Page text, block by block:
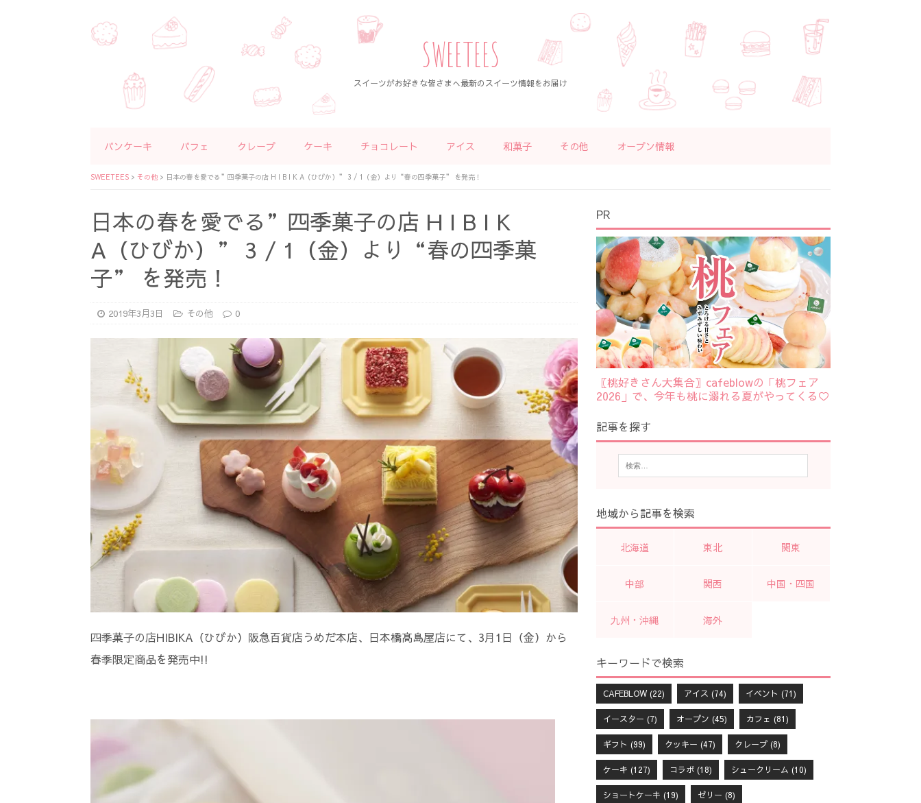
SWEETEES
スイーツがお好きな皆さまへ最新のスイーツ情報をお届け
パンケーキ パフェ クレープ ケーキ チョコレート アイス 和菓子 その他 オープン情報
SWEETEES > その他> 日本の春を愛でる”四季菓子の店 H I B I K A（ひびか）” 3 / 1（金）より“春の四季菓子” を発売！
日本の春を愛でる”四季菓子の店 H I B I K
A（ひびか）” 3 / 1（金）より“春の四季菓
子” を発売！
2019年3月3日 その他 0
四季菓子の店HIBIKA（ひびか）阪急百貨店うめだ本店、日本橋髙島屋店にて、3月1日（金）から
春季限定商品を発売中!!
PR
〖桃好きさん大集合〗cafeblowの「桃フェア
2026」で、今年も桃に溺れる夏がやってくる♡
記事を探す
地域から記事を検索
北海道 東北 関東
中部 関西 中国・四国
九州・沖縄 海外
キーワードで検索
CAFEBLOW(22) アイス (74) イベント (71)
イースター (7) オープン (45) カフェ (81)
ギフト (99) クッキー (47) クレープ(8)
ケーキ (127) コラボ(18) シュークリーム (10)
ショートケーキ (19) ゼリー (8)